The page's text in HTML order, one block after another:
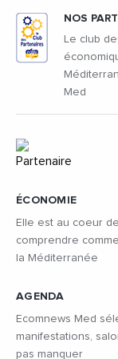
ÉCONOMIE
Elle est au coeur
comprendre
la Méditerranée
AGENDA
Ecomnews Med
manifestations,
pas manquer
NOS
Le club
Med